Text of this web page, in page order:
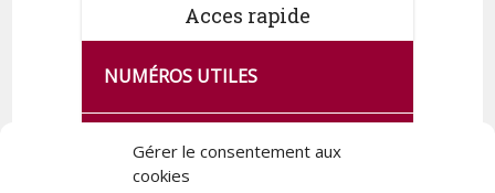
Gérer le consentement aux
cookies
Acces rapide
NUMÉROS UTILES
CA SE PASSE À FRANCE SERVICES
DE QUINGEY